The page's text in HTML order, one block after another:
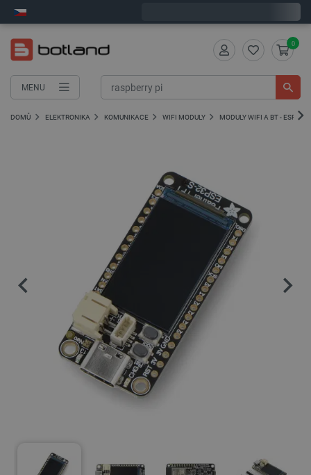
MENU
0
DOMŮ ELEKTRONIKA KOMUNIKACE WIFI MODULY MODULY WIFI A BT - ESP32